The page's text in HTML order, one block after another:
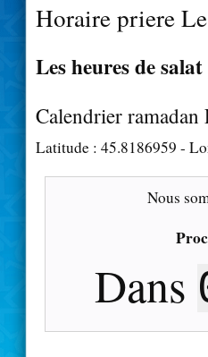
Horaire priere
Les heures de
Calendrier
Latitude : 45.8186959 -
Nous
Dans